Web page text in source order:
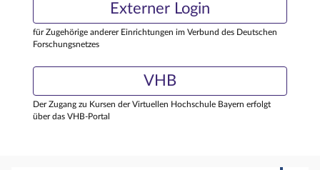
Externer Login
für Zugehörige anderer Einrichtungen im Verbund des Deutschen
Forschungsnetzes
VHB
Der Zugang zu Kursen der Virtuellen Hochschule Bayern erfolgt
über das VHB-Portal